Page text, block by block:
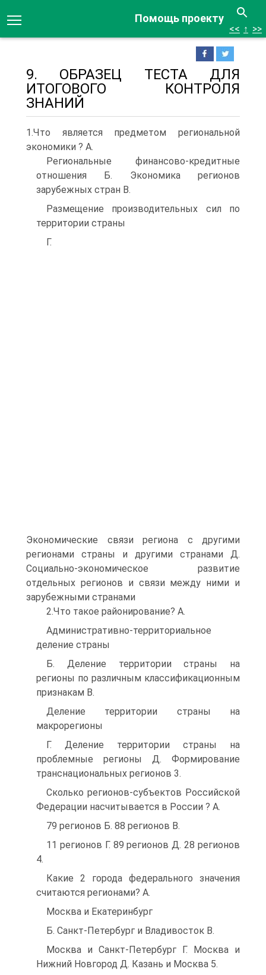
Помощь проекту
<< ↑ >>
9. ОБРАЗЕЦ ТЕСТА ДЛЯ
ИТОГОВОГО КОНТРОЛЯ
ЗНАНИЙ
1.Что является предметом региональной
экономики ? A.
Региональные финансово-кредитные
отношения Б. Экономика регионов
зарубежных стран B.
Размещение производительных сил по
территории страны
Г.
Экономические связи региона с другими
регионами страны и другими странами Д.
Социально-экономическое развитие
отдельных регионов и связи между ними и
зарубежными странами
2.Что такое районирование? A.
Административно-территориальное
деление страны
Б. Деление территории страны на
регионы по различным классификационным
признакам B.
Деление территории страны на
макрорегионы
Г. Деление территории страны на
проблемные регионы Д. Формирование
транснациональных регионов 3.
Сколько регионов-субъектов Российской
Федерации насчитывается в России ? A.
79 регионов Б. 88 регионов B.
11 регионов Г. 89 регионов Д. 28 регионов
4.
Какие 2 города федерального значения
считаются регионами? A.
Москва и Екатеринбург
Б. Санкт-Петербург и Владивосток B.
Москва и Санкт-Петербург Г. Москва и
Нижний Новгород Д. Казань и Москва 5.